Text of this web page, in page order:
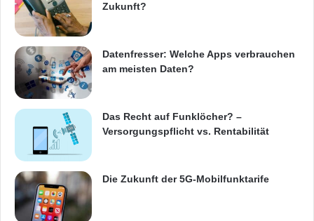
Zukunft?
Datenfresser: Welche Apps verbrauchen
am meisten Daten?
Das Recht auf Funklöcher? –
Versorgungspflicht vs. Rentabilität
Die Zukunft der 5G-Mobilfunktarife